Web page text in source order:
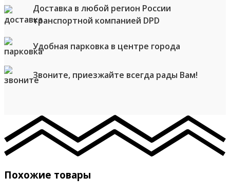
Доставка в любой регион России
транспортной компанией DPD
Удобная парковка в центре города
Звоните, приезжайте всегда рады Вам!
Похожие товары